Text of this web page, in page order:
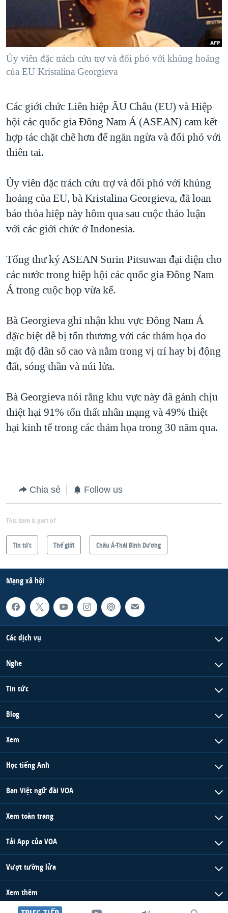
NGƯỜI VIỆT HẢI NGOẠI
ĐỜI SỐNG
KINH TẾ
KHOA HỌC
VĂN HOÁ
THỂ THAO
GIÁO DỤC
HÀNH TRÌNH BẦU CỬ 2024
MỘT NĂM CHIẾN TRANH TẠI DẢI GAZA
GIẢI MÃ VÀNH ĐAI & CON ĐƯỜNG
NGÀY TỊ NẠN THẾ GIỚI
GROUND ZERO – XƯA VÀ NAY
CHI PHÍ CHIẾN TRANH AFGHANISTAN
CÁC GIÁ TRỊ CỘNG HÒA Ở VIỆT NAM
TRỊNH VĨNH BÌNH VS. CHÍNH PHỦ VIỆT NAM
NGƯ DÂN VIỆT VÀ LÀN SÓNG TRỘM HẢI SÂM
NGHE
MẠNG XÃ HỘI
Ngôn ngữ khác
Ủy viên đặc trách cứu trợ và đối phó với khủng hoảng
của EU Kristalina Georgieva
Các giới chức Liên hiệp ÂU Châu (EU) và Hiệp
hội các quốc gia Đông Nam Á (ASEAN) cam kết
hợp tác chặt chẽ hơn để ngăn ngừa và đối phó với
thiên tai.
Ủy viên đặc trách cứu trợ và đối phó với khủng
hoảng của EU, bà Kristalina Georgieva, đã loan
báo thỏa hiệp này hôm qua sau cuộc thảo luận
với các giới chức ở Indonesia.
Tổng thư ký ASEAN Surin Pitsuwan đại diện cho
các nước trong hiệp hội các quốc gia Đông Nam
Á trong cuộc họp vừa kể.
Bà Georgieva ghi nhận khu vực Đông Nam Á
đặïc biệt dễ bị tổn thương với các thảm họa do
mật độ dân số cao và nằm trong vị trí hay bị động
đất, sóng thần và núi lửa.
Bà Georgieva nói rằng khu vực này đã gánh chịu
thiệt hại 91% tổn thất nhân mạng và 49% thiệt
hại kinh tế trong các thảm họa trong 30 năm qua.
Chia sẻ Follow us
This item is part of
Tin tức Thế giới Châu Á-Thái Bình Dương
Mạng xã hội
Các dịch vụ
Nghe
Tin tức
Blog
Xem
Học tiếng Anh
Ban Việt ngữ đài VOA
Xem toàn trang
Tải App của VOA
Vượt tường lửa
Xem thêm